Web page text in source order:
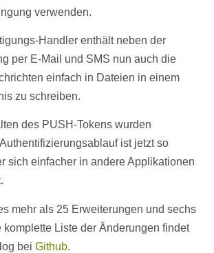
verwenden.
Handler enthält neben der
per E-Mail und SMS nun auch die
einfach in Dateien in einem
zu schreiben.
des PUSH-Tokens wurden
ist jetzt so
sich einfacher in andere Applikationen
mehr als 25 Erweiterungen und sechs
komplette Liste der Änderungen findet
bei Github.